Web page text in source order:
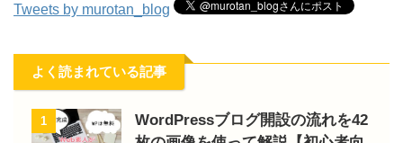
Tweets by murotan_blog
よく読まれている記事
1
WordPressブログ開設の流れを42